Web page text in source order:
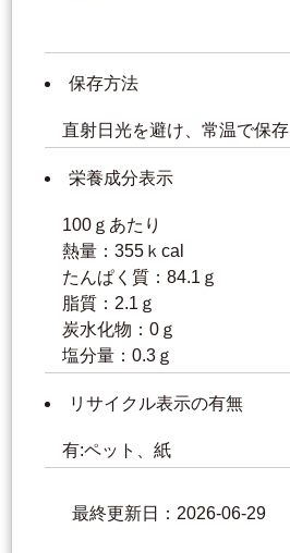
保存方法
直射日光を避け、常温で保存
栄養成分表示
100ｇあたり
熱量：355ｋcal
たんぱく質：84.1ｇ
脂質：2.1ｇ
炭水化物：0ｇ
塩分量：0.3ｇ
リサイクル表示の有無
有:ペット、紙
最終更新日：2026-06-29